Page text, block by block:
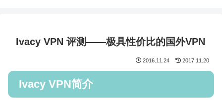
Ivacy VPN 评测——极具性价比的国外VPN
2016.11.24 2017.11.20
Ivacy VPN简介